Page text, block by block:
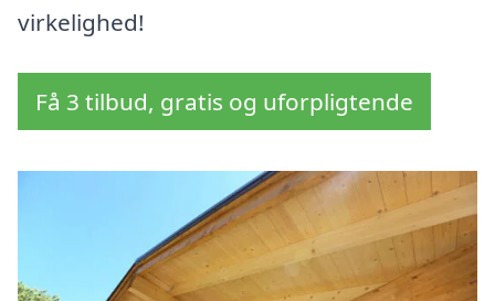
virkelighed!
Få 3 tilbud, gratis og uforpligtende